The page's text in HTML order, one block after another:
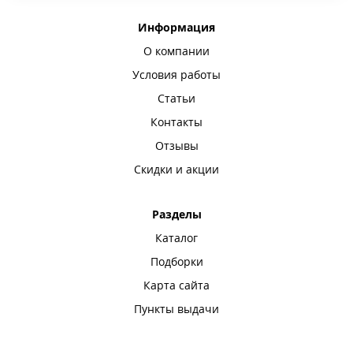
Информация
О компании
Условия работы
Статьи
Контакты
Отзывы
Скидки и акции
Разделы
Каталог
Подборки
Карта сайта
Пункты выдачи